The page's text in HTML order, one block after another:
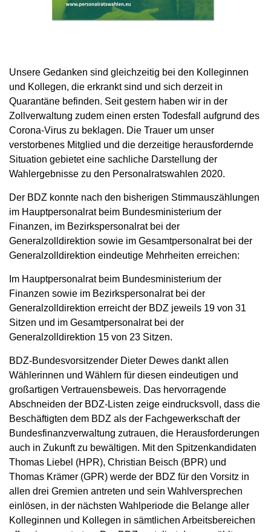
Unsere Gedanken sind gleichzeitig bei den Kolleginnen
und Kollegen, die erkrankt sind und sich derzeit in
Quarantäne befinden. Seit gestern haben wir in der
Zollverwaltung zudem einen ersten Todesfall aufgrund des
Corona-Virus zu beklagen. Die Trauer um unser
verstorbenes Mitglied und die derzeitige herausfordernde
Situation gebietet eine sachliche Darstellung der
Wahlergebnisse zu den Personalratswahlen 2020.
Der BDZ konnte nach den bisherigen Stimmauszählungen
im Hauptpersonalrat beim Bundesministerium der
Finanzen, im Bezirkspersonalrat bei der
Generalzolldirektion sowie im Gesamtpersonalrat bei der
Generalzolldirektion eindeutige Mehrheiten erreichen:
Im Hauptpersonalrat beim Bundesministerium der
Finanzen sowie im Bezirkspersonalrat bei der
Generalzolldirektion erreicht der BDZ jeweils 19 von 31
Sitzen und im Gesamtpersonalrat bei der
Generalzolldirektion 15 von 23 Sitzen.
BDZ-Bundesvorsitzender Dieter Dewes dankt allen
Wählerinnen und Wählern für diesen eindeutigen und
großartigen Vertrauensbeweis. Das hervorragende
Abschneiden der BDZ-Listen zeige eindrucksvoll, dass die
Beschäftigten dem BDZ als der Fachgewerkschaft der
Bundesfinanzverwaltung zutrauen, die Herausforderungen
auch in Zukunft zu bewältigen. Mit den Spitzenkandidaten
Thomas Liebel (HPR), Christian Beisch (BPR) und
Thomas Krämer (GPR) werde der BDZ für den Vorsitz in
allen drei Gremien antreten und sein Wahlversprechen
einlösen, in der nächsten Wahlperiode die Belange aller
Kolleginnen und Kollegen in sämtlichen Arbeitsbereichen